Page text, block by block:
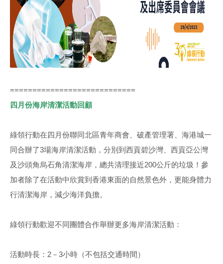
============================
四月份海岸清潔活動回顧
綠領行動在四月份聯同北區青年商會、破產管理署、海港城一
同合辦了3場海岸清潔活動，分別到西貢碧沙灣、西貢亞公灣
及沙頭角烏石角清潔海岸，總共清理接近200公斤的垃圾！參
加者除了在活動中欣賞到香港東面的自然景色外，更能身體力
行清潔海岸，減少海洋負擔。
綠領行動歡迎不同團體合作舉辦更多海岸清潔活動：
活動時長：2－3小時（不包括交通時間）